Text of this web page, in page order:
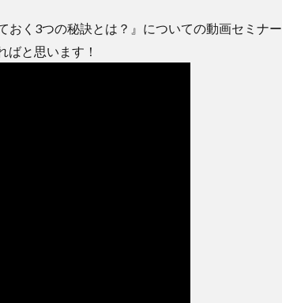
く3つの秘訣とは？』についての動画セミナー
ばと思います！